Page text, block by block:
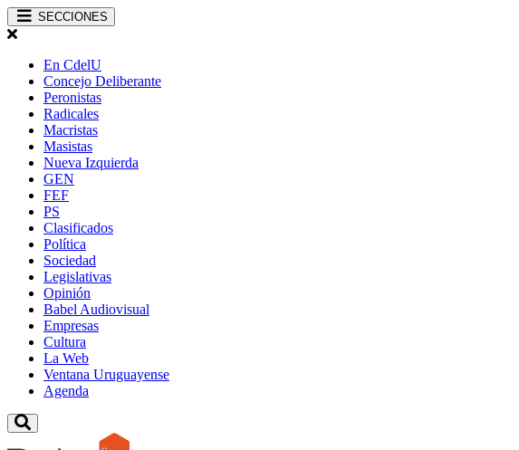
SECCIONES
En CdelU
Concejo Deliberante
Peronistas
Radicales
Macristas
Masistas
Nueva Izquierda
GEN
FEF
PS
Clasificados
Política
Sociedad
Legislativas
Opinión
Babel Audiovisual
Empresas
Cultura
La Web
Ventana Uruguayense
Agenda